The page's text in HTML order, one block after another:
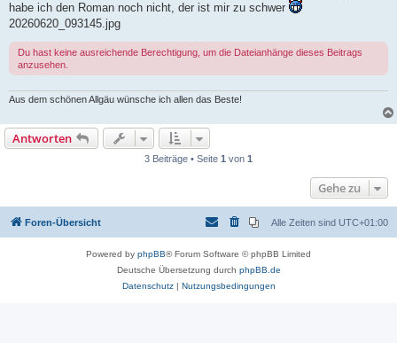
r
a
habe ich den Roman noch nicht, der ist mir zu schwer
20260620_093145.jpg
Du hast keine ausreichende Berechtigung, um die Dateianhänge dieses Beitrags
anzusehen.
Aus dem schönen Allgäu wünsche ich allen das Beste!
Antworten
3 Beiträge • Seite 1 von 1
Gehe zu
Foren-Übersicht Alle Zeiten sind UTC+01:00
Powered by phpBB® Forum Software © phpBB Limited
Deutsche Übersetzung durch phpBB.de
Datenschutz| Nutzungsbedingungen